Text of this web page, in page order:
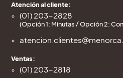
Atención al cliente:
(01) 203-2828
(Opción 1: Minutas / Opción 2:
Ventas:
(01) 203-2818